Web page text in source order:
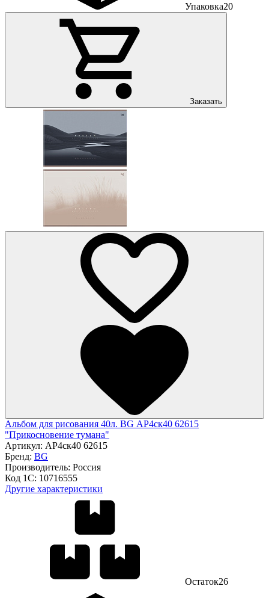
Упаковка20
Заказать
Альбом для рисования 40л. BG АР4ск40 62615
"Прикосновение тумана"
Артикул: АР4ск40 62615
Бренд: BG
Производитель: Россия
Код 1С: 10716555
Другие характеристики
Остаток26